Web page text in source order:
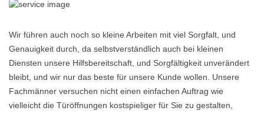
Wir führen auch noch so kleine Arbeiten mit viel Sorgfalt, und
Genauigkeit durch, da selbstverständlich auch bei kleinen
Diensten unsere Hilfsbereitschaft, und Sorgfältigkeit unverändert
bleibt, und wir nur das beste für unsere Kunde wollen. Unsere
Fachmänner versuchen nicht einen einfachen Auftrag wie
vielleicht die Türöffnungen kostspieliger für Sie zu gestalten,